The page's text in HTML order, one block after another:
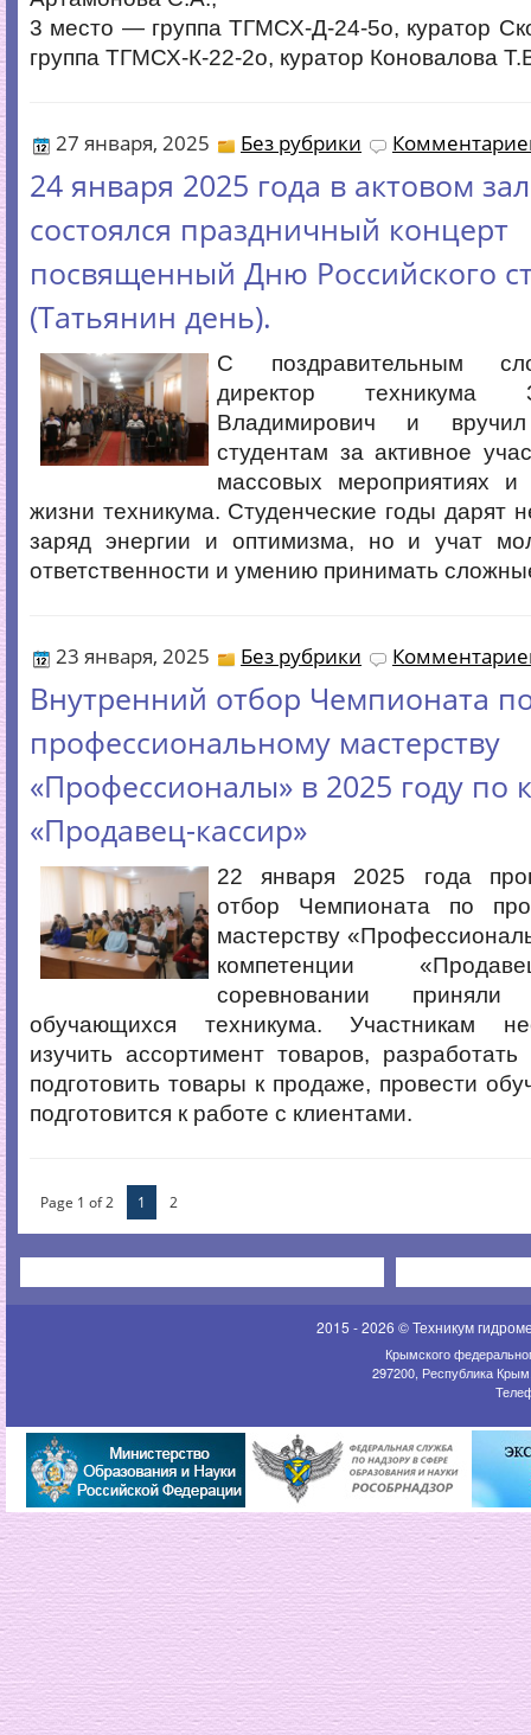
3 место — группа ТГМСХ-Д-24-5о, куратор
группа ТГМСХ-К-22-2о, куратор Коновалова
27 января, 2025 Без рубрики
24 января 2025 года в актовом
состоялся праздничный концерт
посвященный Дню Российского
(Татьянин день).
С поздравительным
директор техникума
Владимирович и вручил
студентам за активное
массовых мероприятиях
жизни техникума. Студенческие годы дарят
заряд энергии и оптимизма, но и учат
ответственности и умению принимать
23 января, 2025 Без рубрики
Внутренний отбор Чемпионата
профессиональному мастерству
«Профессионалы» в 2025 году по
«Продавец-кассир»
22 января 2025 года
отбор Чемпионата по
мастерству
компетенции
соревновании
обучающихся техникума. Участникам
изучить ассортимент товаров,
подготовить товары к продаже, провести
подготовится к работе с клиентами.
Page 1 of 2 1 2
2015 - 2026 © Техникум
Крымского
297200, Республика